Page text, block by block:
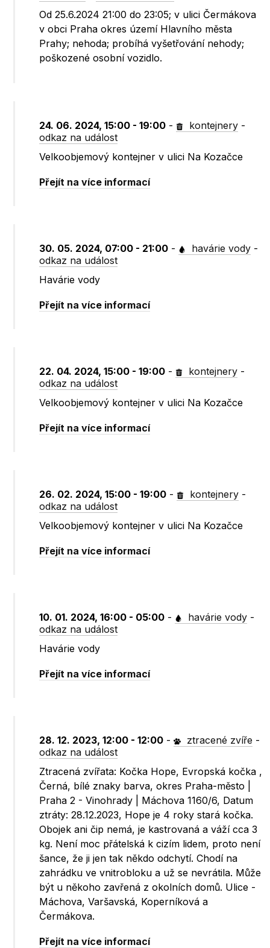
Od 25.6.2024 21:00 do 23:05; v ulici Čermákova
v obci Praha okres území Hlavního města
Prahy; nehoda; probíhá vyšetřování nehody;
poškozené osobní vozidlo.
24. 06. 2024, 15:00 - 19:00 - kontejnery -
odkaz na událost
Velkoobjemový kontejner v ulici Na Kozačce
Přejít na více informací
30. 05. 2024, 07:00 - 21:00 - havárie vody -
odkaz na událost
Havárie vody
Přejít na více informací
22. 04. 2024, 15:00 - 19:00 - kontejnery -
odkaz na událost
Velkoobjemový kontejner v ulici Na Kozačce
Přejít na více informací
26. 02. 2024, 15:00 - 19:00 - kontejnery -
odkaz na událost
Velkoobjemový kontejner v ulici Na Kozačce
Přejít na více informací
10. 01. 2024, 16:00 - 05:00 - havárie vody -
odkaz na událost
Havárie vody
Přejít na více informací
28. 12. 2023, 12:00 - 12:00 - ztracené zvíře -
odkaz na událost
Ztracená zvířata: Kočka Hope, Evropská kočka ,
Černá, bílé znaky barva, okres Praha-město |
Praha 2 - Vinohrady | Máchova 1160/6, Datum
ztráty: 28.12.2023, Hope je 4 roky stará kočka.
Obojek ani čip nemá, je kastrovaná a váží cca 3
kg. Není moc přátelská k cizím lidem, proto není
šance, že ji jen tak někdo odchytí. Chodí na
zahrádku ve vnitrobloku a už se nevrátila. Může
být u někoho zavřená z okolních domů. Ulice -
Máchova, Varšavská, Koperníková a
Čermákova.
Přejít na více informací